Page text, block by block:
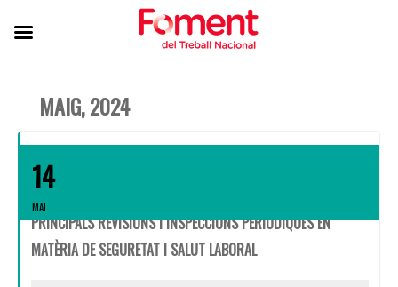
MAIG, 2024
14
MAI
PRINCIPALS REVISIONS I INSPECCIONS PERIÒDIQUES EN
MATÈRIA DE SEGURETAT I SALUT LABORAL